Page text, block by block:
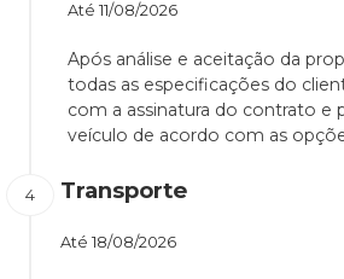
Até 11/08/2026
Após análise e aceitação da
todas as especificações do
com a assinatura do contrato e
veículo de acordo com as
Transporte
Até 18/08/2026